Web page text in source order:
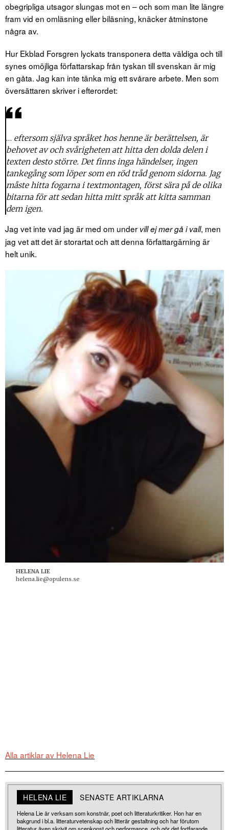
obegripliga utsagor slungas mot en – och som man lite längre
fram vid en omläsning eller biläsning, knäcker åtminstone
några av.
Hur Ekblad Forsgren lyckats transponera detta väldiga och till
synes omöjliga författarskap från tyskan till svenskan är mig
en gåta. Jag kan inte tänka mig ett svårare arbete. Men som
översättaren skriver i efterordet:
… eftersom själva språket hos henne är berättelsen, är
behovet av och svårigheten att hitta den dolda delen i
texten desto större. Det finns inga händelser, ingen
tankegång som löper som en röd tråd genom sidorna. Jag
måste hitta fogarna i textmontagen, först sära på de olika
bitarna för att sedan hitta mitt språk att kitta samman
dem igen.
Jag vet inte vad jag är med om under vill ej mer gå i vall, men
jag vet att det är storartat och att denna författargärning är
helt unik.
HELENA LIE
helena.lie@opulens.se
Alla artiklar av Helena Lie
HELENA LIE SENASTE ARTIKLARNA
Helena Lie är verksam som konstnär, poet och litteraturkritiker. Hon har en
bakgrund i bl.a. litteraturvetenskap och litterär gestaltning och har förutom